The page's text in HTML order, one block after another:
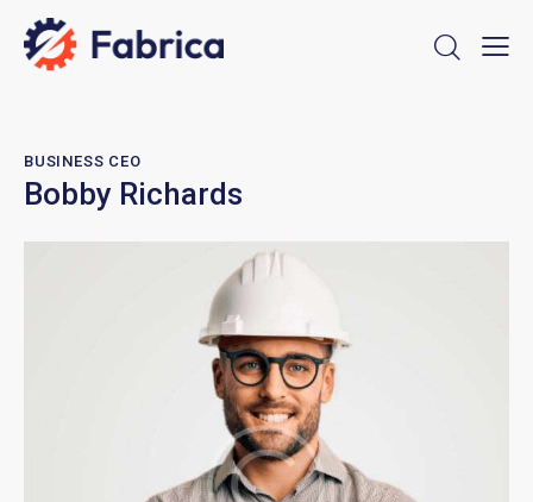
BUSINESS CEO
Bobby Richards